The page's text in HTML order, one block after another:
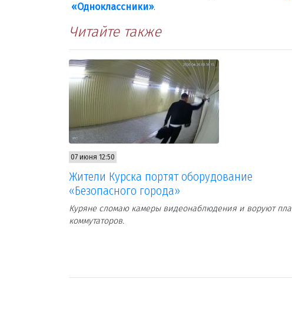
«Одноклассники».
Читайте также
07 июня 12:50
Жители Курска портят оборудование
«Безопасного города»
Куряне сломаю камеры видеонаблюдения и воруют
коммутаторов.